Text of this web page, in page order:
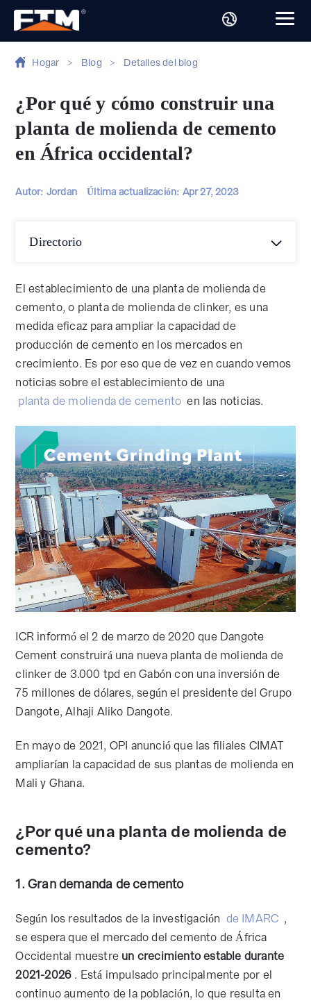
Hogar > Blog > Detalles del blog
¿Por qué y cómo construir una
planta de molienda de cemento
en África occidental?
Autor: Jordan Última actualización: Apr 27, 2023
Directorio
El establecimiento de una planta de molienda de
cemento, o planta de molienda de clinker, es una
medida eficaz para ampliar la capacidad de
producción de cemento en los mercados en
crecimiento. Es por eso que de vez en cuando vemos
noticias sobre el establecimiento de una
planta de molienda de cemento en las noticias.
ICR informó el 2 de marzo de 2020 que Dangote
Cement construirá una nueva planta de molienda de
clinker de 3.000 tpd en Gabón con una inversión de
75 millones de dólares, según el presidente del Grupo
Dangote, Alhaji Aliko Dangote.
En mayo de 2021, OPI anunció que las filiales CIMAT
ampliarían la capacidad de sus plantas de molienda en
Mali y Ghana.
¿Por qué una planta de molienda de
cemento?
1. Gran demanda de cemento
Según los resultados de la investigación de IMARC ,
se espera que el mercado del cemento de África
Occidental muestre un crecimiento estable durante
2021-2026 . Está impulsado principalmente por el
continuo aumento de la población, lo que resulta en